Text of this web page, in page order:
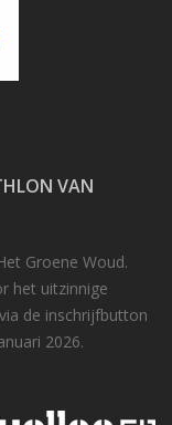
VAN
Groene Woud.
het uitzinnige
de inschrijfbutton
2026.